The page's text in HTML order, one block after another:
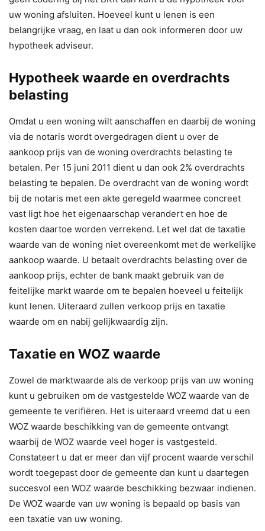
uw woning afsluiten. Hoeveel kunt u lenen is een
belangrijke vraag, en laat u dan ook informeren door uw
hypotheek adviseur.
Hypotheek waarde en overdrachts
belasting
Omdat u een woning wilt aanschaffen en daarbij de woning
via de notaris wordt overgedragen dient u over de
aankoop prijs van de woning overdrachts belasting te
betalen. Per 15 juni 2011 dient u dan ook 2% overdrachts
belasting te bepalen. De overdracht van de woning wordt
bij de notaris met een akte geregeld waarmee concreet
vast ligt hoe het eigenaarschap verandert en hoe de
kosten daartoe worden verrekend. Let wel dat de taxatie
waarde van de woning niet overeenkomt met de werkelijke
aankoop waarde. U betaalt overdrachts belasting over de
aankoop prijs, echter de bank maakt gebruik van de
feitelijke markt waarde om te bepalen hoeveel u feitelijk
kunt lenen. Uiteraard zullen verkoop prijs en taxatie
waarde om en nabij gelijkwaardig zijn.
Taxatie en WOZ waarde
Zowel de marktwaarde als de verkoop prijs van uw woning
kunt u gebruiken om de vastgestelde WOZ waarde van de
gemeente te verifiëren. Het is uiteraard vreemd dat u een
WOZ waarde beschikking van de gemeente ontvangt
waarbij de WOZ waarde veel hoger is vastgesteld.
Constateert u dat er meer dan vijf procent waarde verschil
wordt toegepast door de gemeente dan kunt u daartegen
succesvol een WOZ waarde beschikking bezwaar indienen.
De WOZ waarde van uw woning is bepaald op basis van
een taxatie van uw woning.